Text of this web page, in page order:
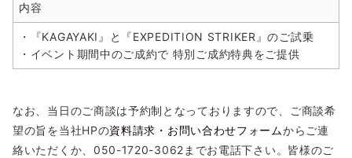
内容
・『KAGAYAKI』と『EXPEDITION STRIKER』のご試乗
・イベント期間中のご成約で 特別ご成約特典をご提供
なお、当日のご商談は予約制となっておりますので、ご商談希
望の旨を当社HPの資料請求・お問い合わせフォームからご連
絡いただくか、050-1720-3062までお電話下さい。皆様のご